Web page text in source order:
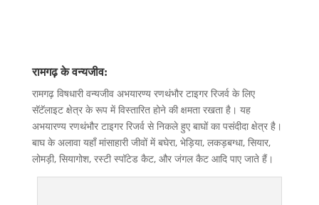
रामगढ़ के वन्यजीव:
रामगढ़ विषधारी वन्यजीव अभयारण्य रणथंभौर टाइगर रिजर्व के लिए
सॅटॅलाइट क्षेत्र के रूप में विस्तारित होने की क्षमता रखता है। यह
अभयारण्य रणथंभौर टाइगर रिजर्व से निकले हुए बाघों का पसंदीदा क्षेत्र है।
बाघ के अलावा यहाँ मांसाहारी जीवों में बघेरा, भेड़िया, लकड़बग्धा, सियार,
लोमड़ी, सियागोश, रस्टी स्पॉटेड कैट, और जंगल कैट आदि पाए जाते हैं।